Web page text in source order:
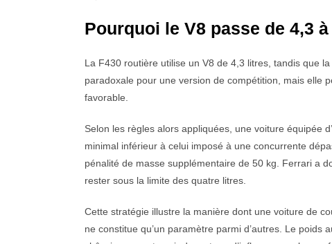
Pourquoi le V8 passe de 4,3
La F430 routière utilise un V8 de 4,3 litres, tandis que
paradoxale pour une version de compétition, mais elle
favorable.
Selon les règles alors appliquées, une voiture équipée
minimal inférieur à celui imposé à une concurrente
pénalité de masse supplémentaire de 50 kg. Ferrari a
rester sous la limite des quatre litres.
Cette stratégie illustre la manière dont une voiture de
ne constitue qu’un paramètre parmi d’autres. Le poids